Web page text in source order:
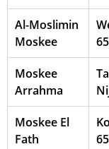
Al-Moslimin
Moskee
Moskee
Arrahma
Moskee El
Fath